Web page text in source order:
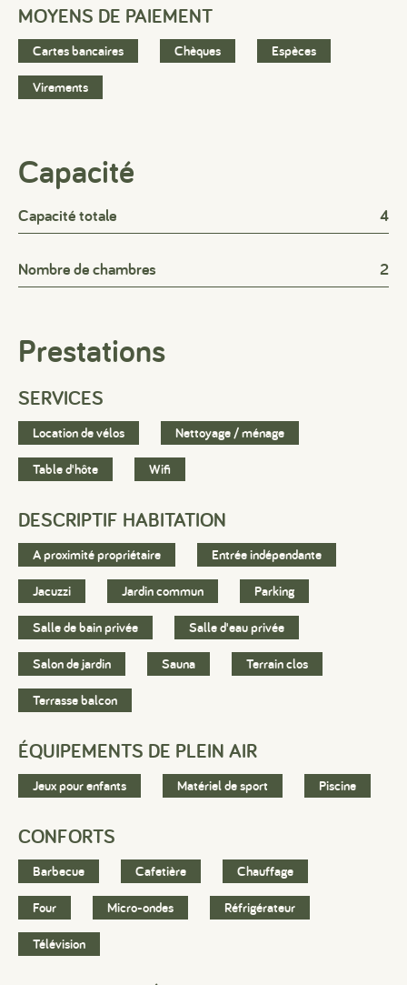
MOYENS DE PAIEMENT
Cartes bancaires Chèques Espèces
Virements
Capacité
Capacité totale 4
Nombre de chambres 2
Prestations
SERVICES
Location de vélos Nettoyage / ménage
Table d'hôte Wifi
DESCRIPTIF HABITATION
A proximité propriétaire Entrée indépendante
Jacuzzi Jardin commun Parking
Salle de bain privée Salle d'eau privée
Salon de jardin Sauna Terrain clos
Terrasse balcon
ÉQUIPEMENTS DE PLEIN AIR
Jeux pour enfants Matériel de sport Piscine
CONFORTS
Barbecue Cafetière Chauffage
Four Micro-ondes Réfrigérateur
Télévision